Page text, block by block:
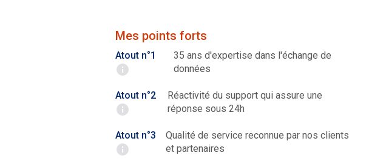
Mes points forts
Atout n°1
35 ans d'expertise dans l'échange de
données
Atout n°2
Réactivité du support qui assure une
réponse sous 24h
Atout n°3
Qualité de service reconnue par nos clients
et partenaires